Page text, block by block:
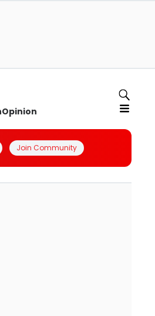
Opinion
Join Community